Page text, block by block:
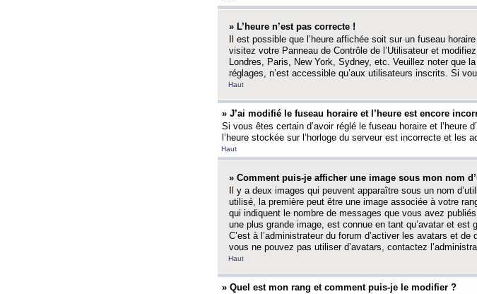
» L’heure n’est pas correcte !
Il est possible que l’heure affichée soit sur un fuseau
visitez votre Panneau de Contrôle de l’Utilisateur et
Londres, Paris, New York, Sydney, etc. Veuillez noter que
réglages, n’est accessible qu’aux utilisateurs inscrits. Si
Haut
» J’ai modifié le fuseau horaire et l’heure est encore
Si vous êtes certain d’avoir réglé le fuseau horaire et l’heure
l’heure stockée sur l’horloge du serveur est incorrecte et les
Haut
» Comment puis-je afficher une image sous mon nom
Il y a deux images qui peuvent apparaître sous un nom
utilisé, la première peut être une image associée à votre
qui indiquent le nombre de messages que vous avez
une plus grande image, est connue en tant qu’avatar et est
C’est à l’administrateur du forum d’activer les avatars et
vous ne pouvez pas utiliser d’avatars, contactez
Haut
» Quel est mon rang et comment puis-je le modifier ?